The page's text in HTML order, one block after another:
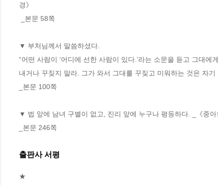
경》
_본문 58쪽
▼ 부처님께서 말씀하셨다.
“어떤 사람이 ‘어디에 선한 사람이 있다.’라는 소문을 듣고 그대
내거나 꾸짖지 말라. 그가 와서 그대를 꾸짖고 미워하는 것은 자
_본문 100쪽
▼ 법 앞에 남녀 구별이 없고, 진리 앞에 누구나 평등하다. _《중
_본문 246쪽
출판사 서평
★